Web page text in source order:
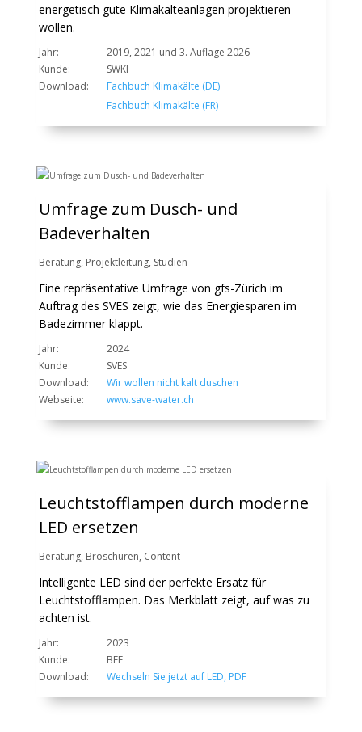
energetisch gute Klimakälteanlagen projektieren
wollen.
Jahr:
2019, 2021 und 3. Auflage 2026
Kunde:
SWKI
Download:
Fachbuch Klimakälte (DE)
Fachbuch Klimakälte (FR)
Umfrage zum Dusch- und
Badeverhalten
Beratung, Projektleitung, Studien
Eine repräsentative Umfrage von gfs-Zürich im
Auftrag des SVES zeigt, wie das Energiesparen im
Badezimmer klappt.
Jahr:
2024
Kunde:
SVES
Download:
Wir wollen nicht kalt duschen
Webseite:
www.save-water.ch
Leuchtstofflampen durch moderne
LED ersetzen
Beratung, Broschüren, Content
Intelligente LED sind der perfekte Ersatz für
Leuchtstofflampen. Das Merkblatt zeigt, auf was zu
achten ist.
Jahr:
2023
Kunde:
BFE
Download:
Wechseln Sie jetzt auf LED, PDF